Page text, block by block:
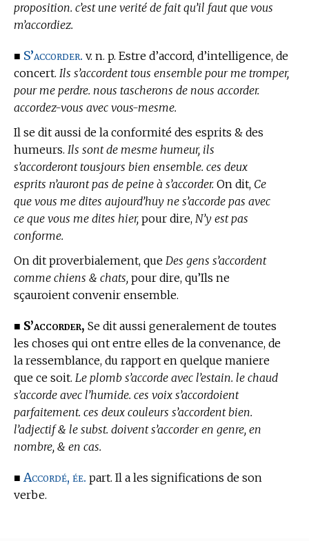
proposition. c’est une verité de fait qu’il faut que vous
m’accordiez.
■ S’accorder. v. n. p. Estre d’accord, d’intelligence, de
concert. Ils s’accordent tous ensemble pour me tromper,
pour me perdre. nous tascherons de nous accorder.
accordez-vous avec vous-mesme.
Il se dit aussi de la conformité des esprits & des
humeurs. Ils sont de mesme humeur, ils
s’accorderont tousjours bien ensemble. ces deux
esprits n’auront pas de peine à s’accorder. On dit, Ce
que vous me dites aujourd’huy ne s’accorde pas avec
ce que vous me dites hier, pour dire, N’y est pas
conforme.
On dit proverbialement, que Des gens s’accordent
comme chiens & chats, pour dire, qu’Ils ne
sçauroient convenir ensemble.
■ S’accorder, Se dit aussi generalement de toutes
les choses qui ont entre elles de la convenance, de
la ressemblance, du rapport en quelque maniere
que ce soit. Le plomb s’accorde avec l’estain. le chaud
s’accorde avec l’humide. ces voix s’accordoient
parfaitement. ces deux couleurs s’accordent bien.
l’adjectif & le subst. doivent s’accorder en genre, en
nombre, & en cas.
■ Accordé, ée. part. Il a les significations de son
verbe.